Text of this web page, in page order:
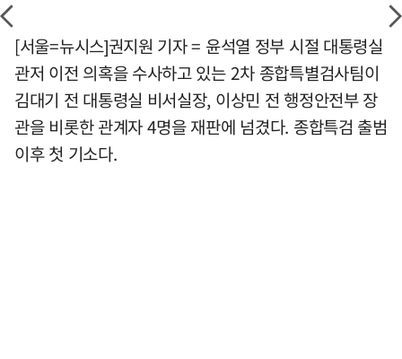
[서울=뉴시스]권지원 기자 = 윤석열 정부 시절 대통령실
관저 이전 의혹을 수사하고 있는 2차 종합특별검사팀이
김대기 전 대통령실 비서실장, 이상민 전 행정안전부 장
관을 비롯한 관계자 4명을 재판에 넘겼다. 종합특검 출범
이후 첫 기소다.